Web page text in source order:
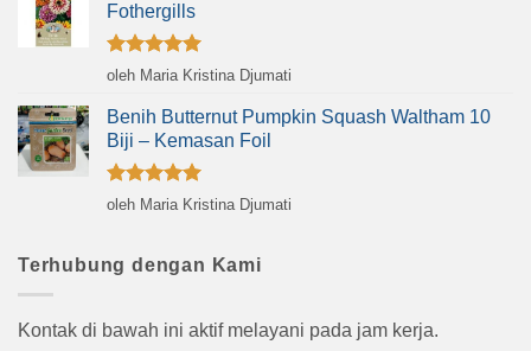
Fothergills
Dinilai5
oleh Maria Kristina Djumati
Benih Butternut Pumpkin Squash Waltham 10
Biji – Kemasan Foil
Dinilai5
oleh Maria Kristina Djumati
Terhubung dengan Kami
Kontak di bawah ini aktif melayani pada jam kerja.